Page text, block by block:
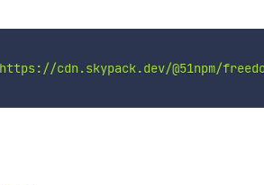
cdn.skypack.dev/@51npm/